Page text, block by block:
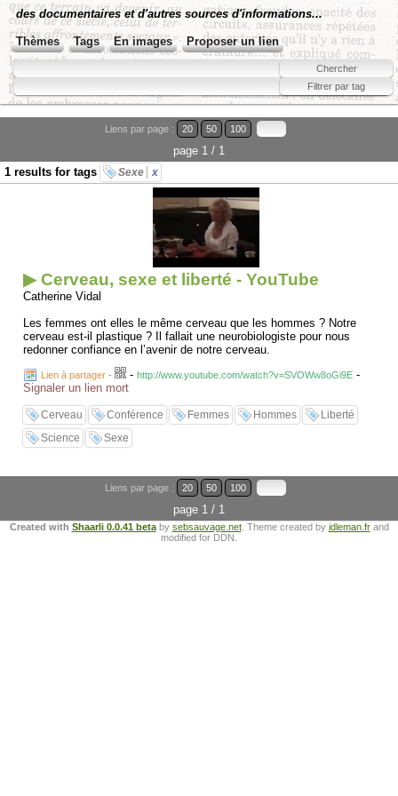
des documentaires et d'autres sources d'informations...
Thèmes Tags En images Proposer un lien
Liens par page : 20 50 100
page 1 / 1
1 results for tags
Sexe x
▶ Cerveau, sexe et liberté - YouTube
Catherine Vidal
Les femmes ont elles le même cerveau que les hommes ? Notre
cerveau est-il plastique ? Il fallait une neurobiologiste pour nous
redonner confiance en l’avenir de notre cerveau.
Lien à partager - - http://www.youtube.com/watch?v=SVOWw8oGi9E -
Signaler un lien mort
Cerveau Conférence Femmes Hommes
Liberté
Science
Sexe
Liens par page : 20 50 100
page 1 / 1
Created with Shaarli 0.0.41 betaby sebsauvage.net. Theme created by idleman.frand
modified for DDN.